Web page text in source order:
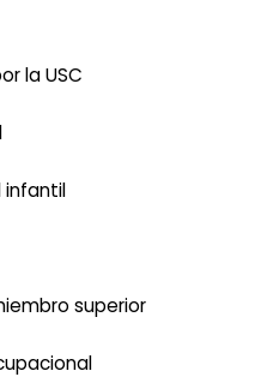
la USC
infantil
superior